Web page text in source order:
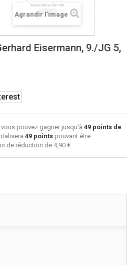
Agrandir l'image
Eisermann, 9./JG 5,
pouvez gagner jusqu'à 49 points de
49 points pouvant être
de réduction de 4,90 €.